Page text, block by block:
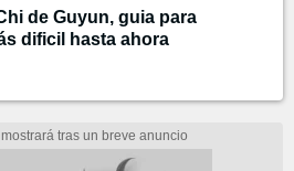
de Guyun, guia para
dificil hasta ahora